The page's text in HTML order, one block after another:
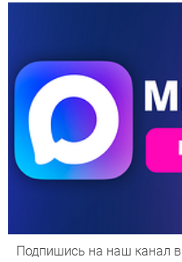
Подпишись на наш канал